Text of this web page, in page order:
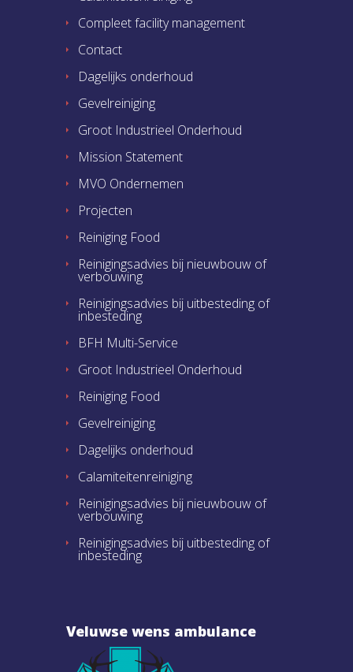
Compleet facility management
Contact
Dagelijks onderhoud
Gevelreiniging
Groot Industrieel Onderhoud
Mission Statement
MVO Ondernemen
Projecten
Reiniging Food
Reinigingsadvies bij nieuwbouw of
verbouwing
Reinigingsadvies bij uitbesteding of
inbesteding
BFH Multi-Service
Groot Industrieel Onderhoud
Reiniging Food
Gevelreiniging
Dagelijks onderhoud
Calamiteitenreiniging
Reinigingsadvies bij nieuwbouw of
verbouwing
Reinigingsadvies bij uitbesteding of
inbesteding
Veluwse wens ambulance